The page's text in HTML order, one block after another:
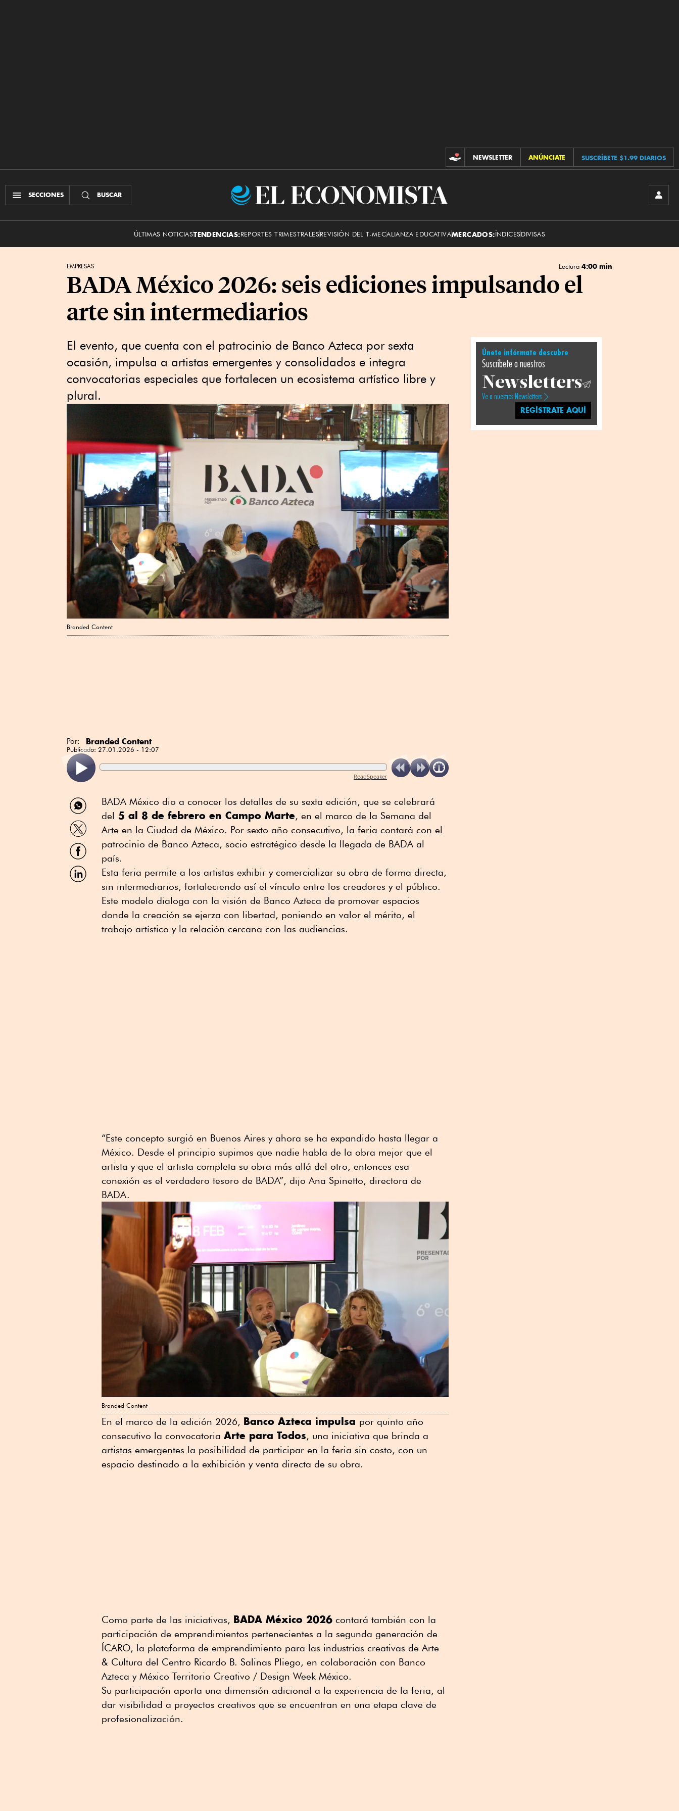
CONTRIBUCIONES
NEWSLETTER ANÚNCIATE SUSCRÍBETE $1.99 DIARIOS
SECCIONES BUSCAR
El
ÚLTIMAS NOTICIASTENDENCIAS:REPORTES TRIMESTRALESREVISIÓN DEL T-MECALIANZA EDUCATIVAMERCADOS:ÍNDICESDIVISAS
EMPRESAS Lectura 4:00 min
BADA México 2026: seis ediciones impulsando el
arte sin intermediarios
El evento, que cuenta con el patrocinio de Banco Azteca por sexta
ocasión, impulsa a artistas emergentes y consolidados e integra
convocatorias especiales que fortalecen un ecosistema artístico libre y
plural.
Branded Content
Por: Branded Content
Publicado: 27.01.2026 - 12:07
ReadSpeaker
Compartir
por
WhatsApp
Compartir
por
Twitter
Compartir
por
Facebook
Compartir
por
BADA México dio a conocer los detalles de su sexta edición, que se celebrará
del 5 al 8 de febrero en Campo Marte, en el marco de la Semana del
Arte en la Ciudad de México. Por sexto año consecutivo, la feria contará con el
patrocinio de Banco Azteca, socio estratégico desde la llegada de BADA al
país.
Esta feria permite a los artistas exhibir y comercializar su obra de forma directa,
sin intermediarios, fortaleciendo así el vínculo entre los creadores y el público.
Este modelo dialoga con la visión de Banco Azteca de promover espacios
donde la creación se ejerza con libertad, poniendo en valor el mérito, el
trabajo artístico y la relación cercana con las audiencias.
“Este concepto surgió en Buenos Aires y ahora se ha expandido hasta llegar a
México. Desde el principio supimos que nadie habla de la obra mejor que el
artista y que el artista completa su obra más allá del otro, entonces esa
conexión es el verdadero tesoro de BADA”, dijo Ana Spinetto, directora de
BADA.
Branded Content
En el marco de la edición 2026, Banco Azteca impulsa por quinto año
consecutivo la convocatoria Arte para Todos, una iniciativa que brinda a
artistas emergentes la posibilidad de participar en la feria sin costo, con un
espacio destinado a la exhibición y venta directa de su obra.
Como parte de las iniciativas, BADA México 2026 contará también con la
participación de emprendimientos pertenecientes a la segunda generación de
ÍCARO, la plataforma de emprendimiento para las industrias creativas de Arte
& Cultura del Centro Ricardo B. Salinas Pliego, en colaboración con Banco
Azteca y México Territorio Creativo / Design Week México.
Su participación aporta una dimensión adicional a la experiencia de la feria, al
dar visibilidad a proyectos creativos que se encuentran en una etapa clave de
profesionalización.
Únete infórmate descubre
Suscríbete a nuestros
Newsletters
Ve a nuestros Newsletters
REGÍSTRATE AQUÍ